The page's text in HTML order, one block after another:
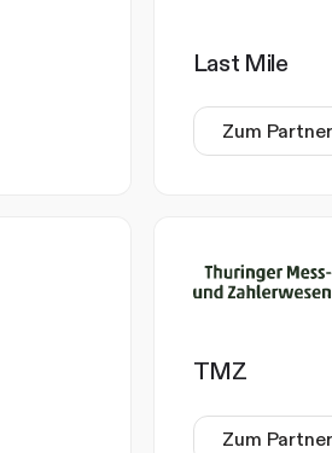
Last Mile
Zum Partner
TMZ
Zum Partner